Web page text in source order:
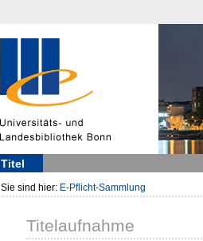
Titel
Sie sind hier: E-Pflicht-Sammlung
Titelaufnahme